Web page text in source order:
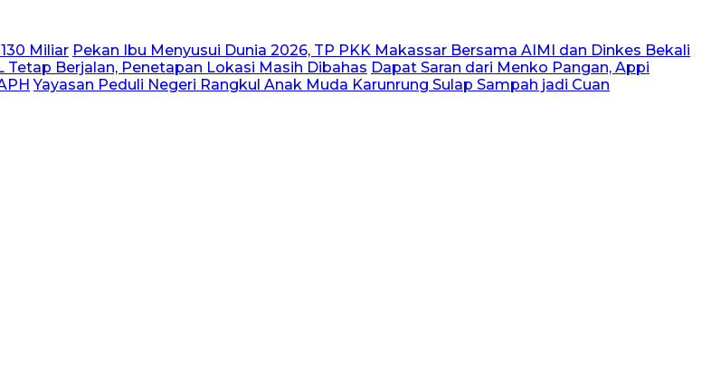
Miliar Pekan Ibu Menyusui Dunia 2026, TP PKK Makassar Bersama AIMI dan Dinkes Bekali
Berjalan, Penetapan Lokasi Masih Dibahas Dapat Saran dari Menko Pangan, Appi
Yayasan Peduli Negeri Rangkul Anak Muda Karunrung Sulap Sampah jadi Cuan